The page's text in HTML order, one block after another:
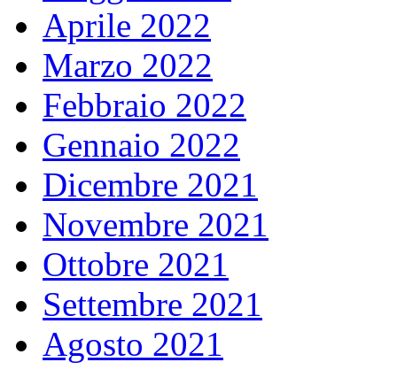
Aprile 2022
Marzo 2022
Febbraio 2022
Gennaio 2022
Dicembre 2021
Novembre 2021
Ottobre 2021
Settembre 2021
Agosto 2021